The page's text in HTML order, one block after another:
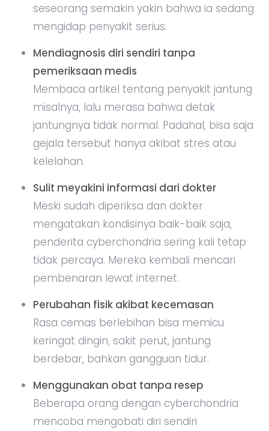
seseorang semakin yakin bahwa ia sedang
mengidap penyakit serius.
Mendiagnosis diri sendiri tanpa
pemeriksaan medis
Membaca artikel tentang penyakit jantung
misalnya, lalu merasa bahwa detak
jantungnya tidak normal. Padahal, bisa saja
gejala tersebut hanya akibat stres atau
kelelahan.
Sulit meyakini informasi dari dokter
Meski sudah diperiksa dan dokter
mengatakan kondisinya baik-baik saja,
penderita cyberchondria sering kali tetap
tidak percaya. Mereka kembali mencari
pembenaran lewat internet.
Perubahan fisik akibat kecemasan
Rasa cemas berlebihan bisa memicu
keringat dingin, sakit perut, jantung
berdebar, bahkan gangguan tidur.
Menggunakan obat tanpa resep
Beberapa orang dengan cyberchondria
mencoba mengobati diri sendiri